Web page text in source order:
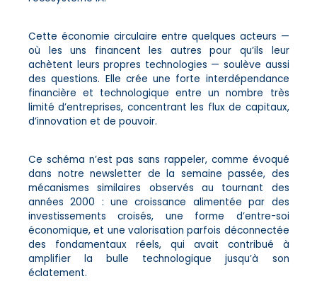
Cette économie circulaire entre quelques acteurs —
où les uns financent les autres pour qu’ils leur
achètent leurs propres technologies — soulève aussi
des questions. Elle crée une forte interdépendance
financière et technologique entre un nombre très
limité d’entreprises, concentrant les flux de capitaux,
d’innovation et de pouvoir.
Ce schéma n’est pas sans rappeler, comme évoqué
dans notre newsletter de la semaine passée, des
mécanismes similaires observés au tournant des
années 2000 : une croissance alimentée par des
investissements croisés, une forme d’entre-soi
économique, et une valorisation parfois déconnectée
des fondamentaux réels, qui avait contribué à
amplifier la bulle technologique jusqu’à son
éclatement.